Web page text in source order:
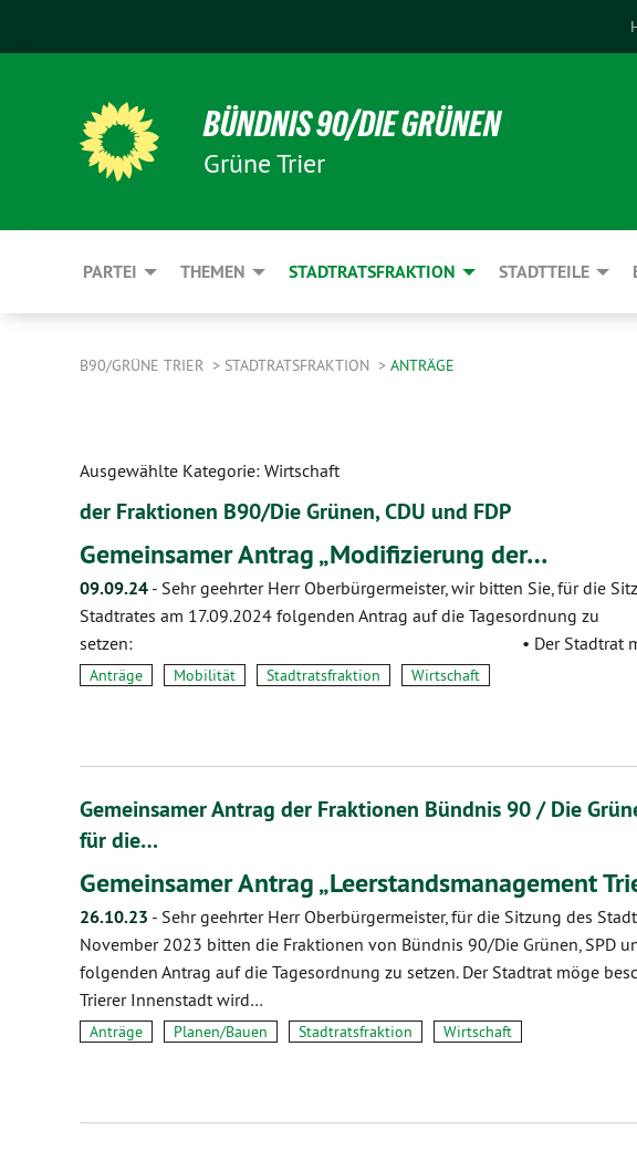
BÜNDNIS 90/DIE GRÜNEN
Grüne Trier
PARTEI THEMEN STADTRATSFRAKTION STADTTEILE
B90/GRÜNE TRIER STADTRATSFRAKTION ANTRÄGE
Ausgewählte Kategorie: Wirtschaft
der Fraktionen B90/Die Grünen, CDU und FDP
Gemeinsamer Antrag „Modifizierung der…
09.09.24 - Sehr geehrter Herr Oberbürgermeister, wir bitten Sie, für die
Stadtrates am 17.09.2024 folgenden Antrag auf die Tagesordnung zu
setzen: • Der Stadtrat möge
Anträge Mobilität Stadtratsfraktion Wirtschaft
Gemeinsamer Antrag der Fraktionen Bündnis 90 / Die
für die…
Gemeinsamer Antrag „Leerstandsmanagement
26.10.23 - Sehr geehrter Herr Oberbürgermeister, für die Sitzung des
November 2023 bitten die Fraktionen von Bündnis 90/Die Grünen, SPD
folgenden Antrag auf die Tagesordnung zu setzen. Der Stadtrat möge
Trierer Innenstadt wird…
Anträge Planen/Bauen Stadtratsfraktion Wirtschaft